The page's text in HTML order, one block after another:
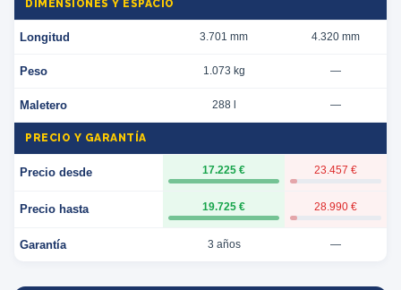
DIMENSIONES Y ESPACIO
Longitud 3.701 mm 4.320 mm
Peso 1.073 kg —
Maletero 288 l —
PRECIO Y GARANTÍA
Precio desde 17.225 € 23.457 €
Precio hasta 19.725 € 28.990 €
Garantía 3 años —